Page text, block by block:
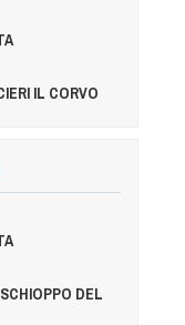
IL CORVO
DEL
Sporting
da caccia